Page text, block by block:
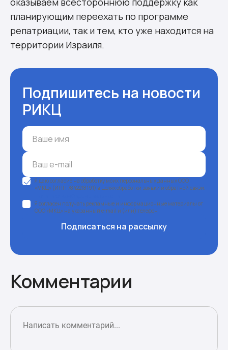
планирующим переехать по программе
репатриации, так и тем, кто уже находится на
территории Израиля.
Подпишитесь на новости
РИКЦ
Я даю согласие на обработку моих персональных данных ООО
«МКЦ» (ИНН 7842218191) в целях обработки заявки и обратной связи.
Я согласен получать рекламные и информационные материалы от
ООО «МКЦ» на указанный e-mail и (или) телефон
Подписаться на рассылку
Комментарии